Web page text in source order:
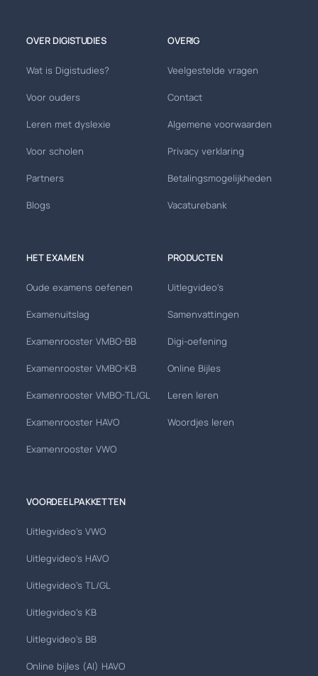
OVER DIGISTUDIES
Wat is Digistudies?
Voor ouders
Leren met dyslexie
Voor scholen
Partners
Blogs
OVERIG
Veelgestelde vragen
Contact
Algemene voorwaarden
Privacy verklaring
Betalingsmogelijkheden
Vacaturebank
HET EXAMEN
Oude examens oefenen
Examenuitslag
Examenrooster VMBO-BB
Examenrooster VMBO-KB
Examenrooster VMBO-TL/GL
Examenrooster HAVO
Examenrooster VWO
PRODUCTEN
Uitlegvideo's
Samenvattingen
Digi-oefening
Online Bijles
Leren leren
Woordjes leren
VOORDEELPAKKETTEN
Uitlegvideo's VWO
Uitlegvideo's HAVO
Uitlegvideo's TL/GL
Uitlegvideo's KB
Uitlegvideo's BB
Online bijles (AI) HAVO